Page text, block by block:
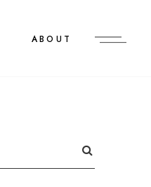
ABOUT